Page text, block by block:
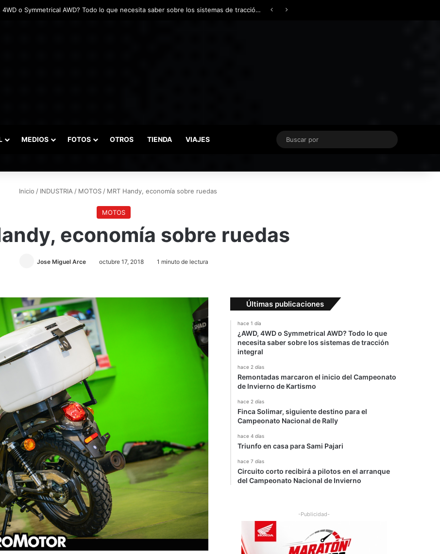
marcaron el inicio del Campeonato de Invierno de Kartismo
MEDIOS FOTOS OTROS TIENDA VIAJES
Buscar
Inicio / INDUSTRIA / MOTOS / MRT Handy, economía sobre ruedas
MOTOS
economía sobre ruedas
Jose Miguel Arce octubre 17, 2018 1 minuto de lectura
Últimas publicaciones
hace 1 día
¿AWD, 4WD o Symmetrical AWD? Todo lo que
necesita saber sobre los sistemas de tracción
integral
hace 2 días
Remontadas marcaron el inicio del Campeonato
de Invierno de Kartismo
hace 2 días
Finca Solimar, siguiente destino para el
Campeonato Nacional de Rally
hace 4 días
Triunfo en casa para Sami Pajari
hace 7 días
Circuito corto recibirá a pilotos en el arranque
del Campeonato Nacional de Invierno
-Publicidad-